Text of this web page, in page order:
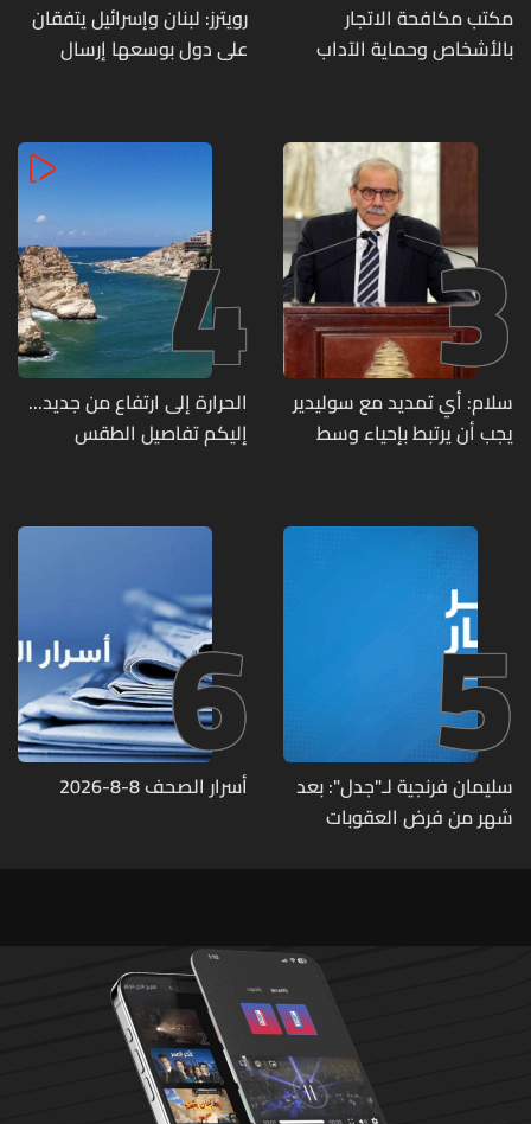
مكتب مكافحة الاتجار
بالأشخاص وحماية الآداب
متورطين
رويترز: لبنان وإسرائيل يتفقان
على دول بوسعها إرسال
3
سلام: أي تمديد مع سوليدير
يجب أن يرتبط بإحياء وسط
4
الحرارة إلى ارتفاع من جديد...
إليكم تفاصيل الطقس
5
سليمان فرنجية لـ"جدل": بعد
شهر من فرض العقوبات
6
أسرار الصحف 8-8-2026